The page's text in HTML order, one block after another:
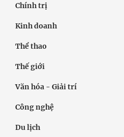
Chính trị
Kinh doanh
Thể thao
Thế giới
Văn hóa - Giải trí
Công nghệ
Du lịch